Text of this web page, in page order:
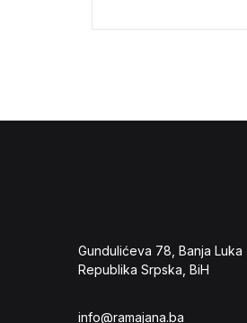
Gundulićeva 78, Banja Luka
Republika Srpska, BiH
info@ramajana.ba